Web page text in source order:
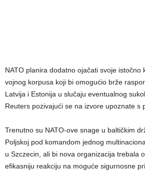
NATO planira dodatno ojačati svoje istočno
vojnog korpusa koji bi omogućio brže
Latvija i Estonija u slučaju eventualnog
Reuters pozivajući se na izvore upoznate s
Trenutno su NATO-ove snage u baltičkim
Poljskoj pod komandom jednog
u Szczecin, ali bi nova organizacija trebala
efikasniju reakciju na moguće sigurnosne